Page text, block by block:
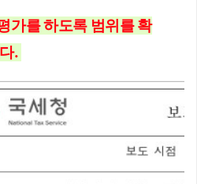
가를 하도록 범위를 확
.